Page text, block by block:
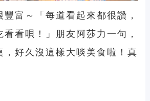
豐富～「每道看起來都很讚，
看唄！」朋友阿莎力一句，
，好久沒這樣大啖美食啦！真